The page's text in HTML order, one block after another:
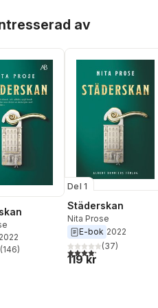
av
stjärnor. Totalt antal röster:
(146)
Del 1
Städerskan
Nita Prose
E-bok 2022
4,2utav 5 stjärnor.
(37)
119 kr